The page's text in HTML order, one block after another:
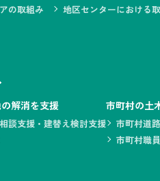
の取組み
地区センターにおける
解消を支援
談支援・建替え検討支援
市町村の土
市町村道
市町村職